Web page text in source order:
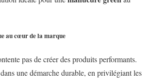
au cœur de la marque
pas de créer des produits performants.
une démarche durable, en privilégiant les